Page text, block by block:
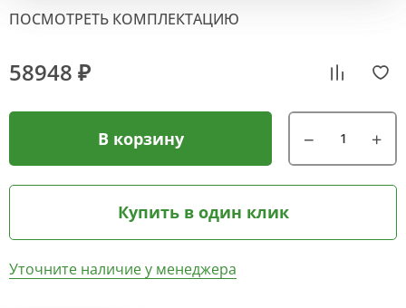
ПОСМОТРЕТЬ КОМПЛЕКТАЦИЮ
58948 ₽
В корзину
Купить в один клик
Уточните наличие у менеджера